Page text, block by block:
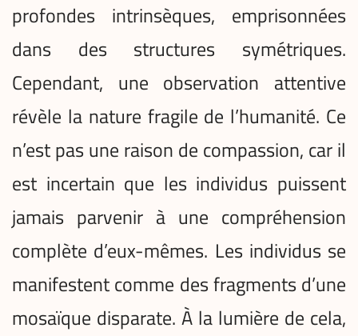
profondes intrinsèques, emprisonnées
dans des structures symétriques.
Cependant, une observation attentive
révèle la nature fragile de l’humanité. Ce
n’est pas une raison de compassion, car il
est incertain que les individus puissent
jamais parvenir à une compréhension
complète d’eux-mêmes. Les individus se
manifestent comme des fragments d’une
mosaïque disparate. À la lumière de cela,